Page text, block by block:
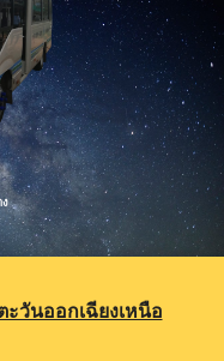
วันออกเฉียงเหนือ